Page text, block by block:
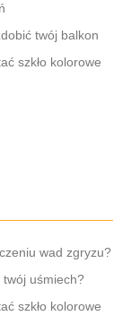
twój balkon
szkło kolorowe
wad zgryzu?
uśmiech?
szkło kolorowe